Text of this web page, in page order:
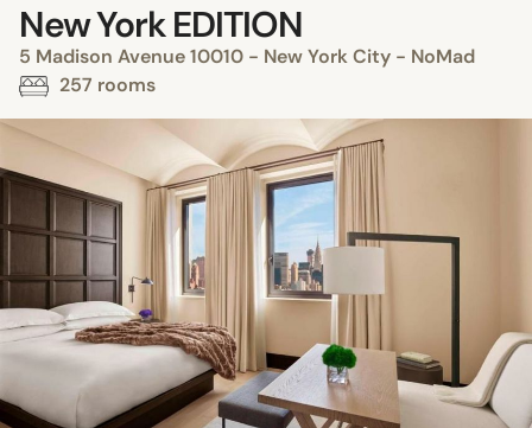
New York EDITION
5 Madison Avenue 10010 - New York City - NoMad
257 rooms